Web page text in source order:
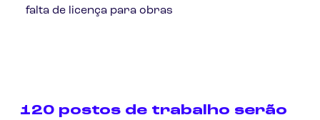
falta de licença para obras
120 postos de trabalho serão